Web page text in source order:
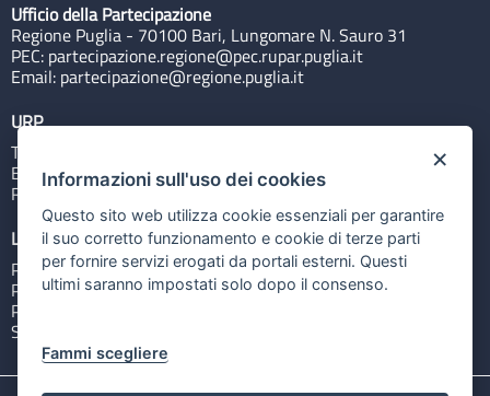
Ufficio della Partecipazione
Regione Puglia - 70100 Bari, Lungomare N. Sauro 31
PEC: partecipazione.regione@pec.rupar.puglia.it
Email: partecipazione@regione.puglia.it
URP
Tel: 800713939
Email:quiregione@regione.puglia.it
Rubrica
Link utili
Portale Istituzionale
PO FESR Puglia 2014-2020
PSR Puglia 2014-2020
Sistema Puglia
×
Informazioni sull'uso dei cookies
Questo sito web utilizza cookie essenziali per garantire
il suo corretto funzionamento e cookie di terze parti
per fornire servizi erogati da portali esterni. Questi
ultimi saranno impostati solo dopo il consenso.
Fammi scegliere